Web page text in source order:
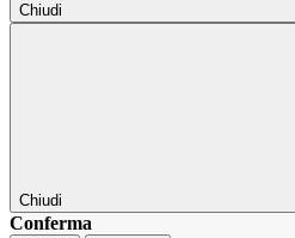
Chiudi
Chiudi
Conferma